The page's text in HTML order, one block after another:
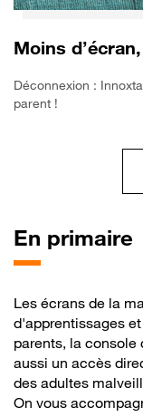
Moins
Déconnexion :
parent !
En primaire
Les écrans de la
d'apprentissages
parents, la
aussi un accès
des adultes
On vous